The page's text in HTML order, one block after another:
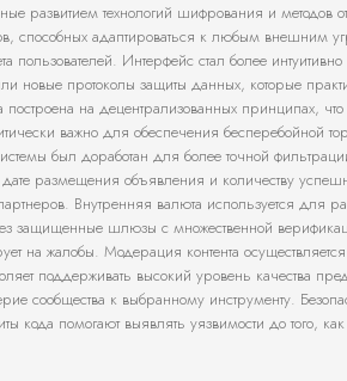
развитием технологий шифрования и методов
способных адаптироваться к любым внешним
Интерфейс стал более
новые протоколы защиты данных, которые
на децентрализованных принципах, что
важно для обеспечения бесперебойной
был доработан для более точной
размещения объявления и количеству
Внутренняя валюта используется для
защищенные шлюзы с множественной
на жалобы. Модерация контента
поддерживать высокий уровень качества
сообщества к выбранному инструменту.
кода помогают выявлять уязвимости до того,